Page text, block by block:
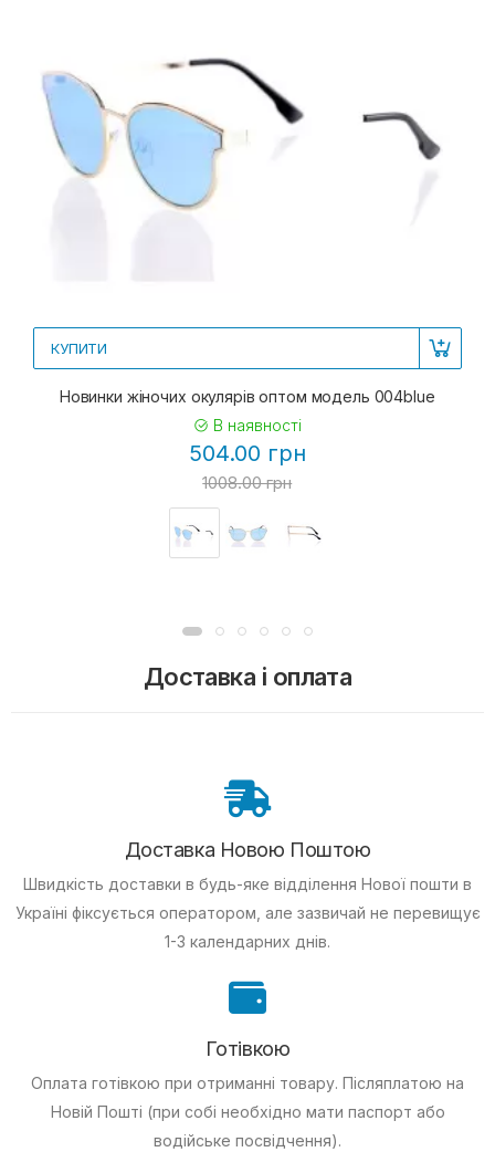
КУПИТИ
Новинки жіночих окулярів оптом модель 004blue
В наявності
504.00 грн
1008.00 грн
Доставка і оплата
Доставка Новою Поштою
Швидкість доставки в будь-яке відділення Нової пошти в
Україні фіксується оператором, але зазвичай не перевищує
1-3 календарних днів.
Готівкою
Оплата готівкою при отриманні товару. Післяплатою на
Новій Пошті (при собі необхідно мати паспорт або
водійське посвідчення).